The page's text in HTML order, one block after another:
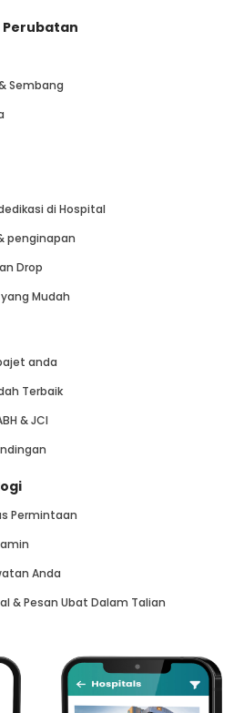
Perubatan
Sembang
di Hospital
penginapan
Drop
Mudah
anda
Terbaik
& JCI
Permintaan
Anda
& Pesan Ubat Dalam Talian